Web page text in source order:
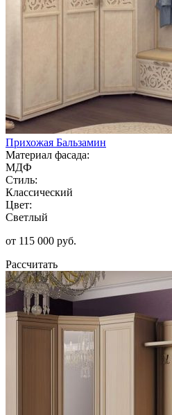
Прихожая Бальзамин
Материал фасада:
МДФ
Стиль:
Классический
Цвет:
Светлый
от 115 000 руб.
Рассчитать